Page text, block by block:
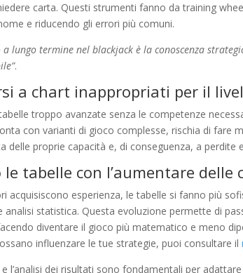
carta. Questi strumenti fanno da training
e riducendo gli errori più comuni.
a lungo termine nel blackjack è la conoscenza
.
a chart inappropriati per il
troppo avanzate senza le competenze
con varianti di gioco complesse, rischia di fare
delle proprie capacità e, di conseguenza, a perdite
le tabelle con l’aumentare delle
acquisiscono esperienza, le tabelle si fanno più
analisi statistica. Questa evoluzione permette di
diventare il gioco più matematico e meno
influenzare le tue strategie, puoi consultare il
l’analisi dei risultati sono fondamentali per